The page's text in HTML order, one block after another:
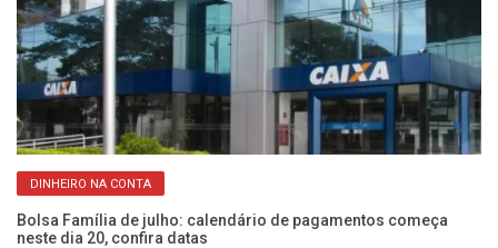
DINHEIRO NA CONTA
Bolsa Família de julho: calendário de pagamentos começa
neste dia 20, confira datas